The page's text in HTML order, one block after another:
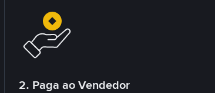
2. Paga ao Vendedor